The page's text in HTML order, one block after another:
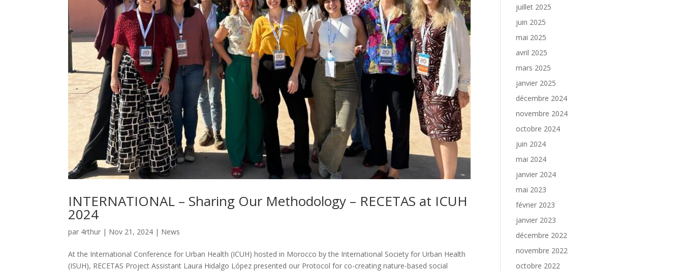
INTERNATIONAL – Sharing Our Methodology – RECETAS at ICUH
2024
par 4rthur | Nov 21, 2024 | News
At the International Conference for Urban Health (ICUH) hosted in Morocco by the International Society for Urban Health
(ISUH), RECETAS Project Assistant Laura Hidalgo López presented our Protocol for co-creating nature-based social
juillet 2025
juin 2025
mai 2025
avril 2025
mars 2025
janvier 2025
décembre 2024
novembre 2024
octobre 2024
juin 2024
mai 2024
janvier 2024
mai 2023
février 2023
janvier 2023
décembre 2022
novembre 2022
octobre 2022